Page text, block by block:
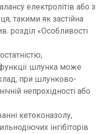
електролітів або з
такими як застійна
розділ «Особливості
шлунка може
при шлунково-
непрохідності або
кетоконазолу,
інгібіторів